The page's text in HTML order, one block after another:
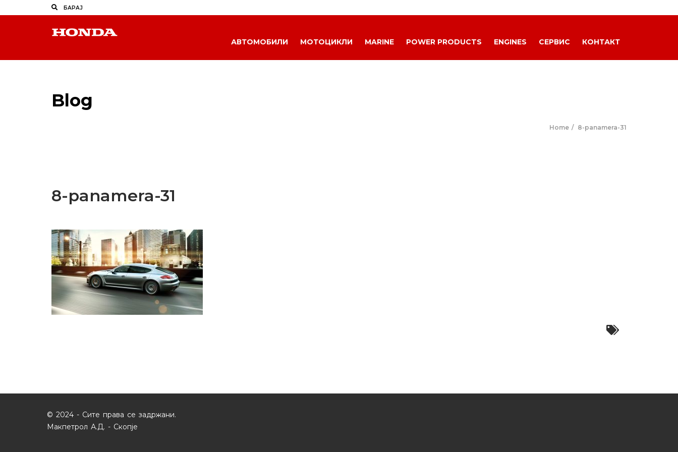
АВТОМОБИЛИ МОТОЦИКЛИ MARINE POWER PRODUCTS ENGINES СЕРВИС КОНТАКТ
Blog
Home 8-panamera-31
8-panamera-31
© 2024 - Сите права се задржани.
Макпетрол А.Д. - Скопје